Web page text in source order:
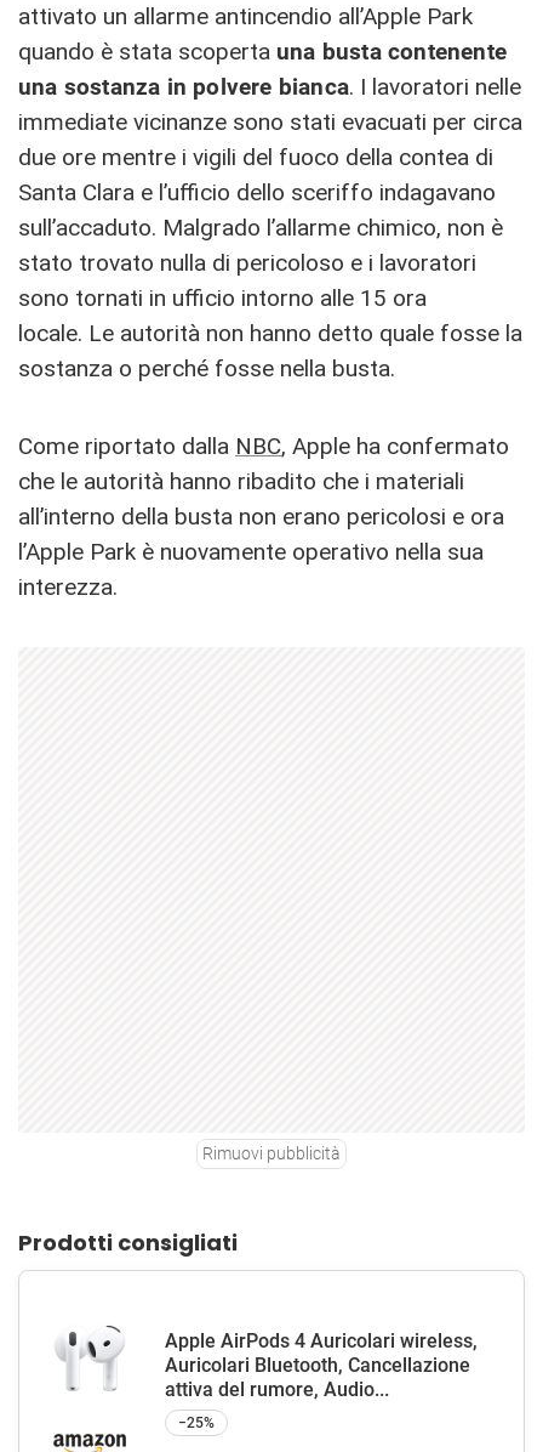
attivato un allarme antincendio all’Apple Park
quando è stata scoperta una busta contenente
una sostanza in polvere bianca. I lavoratori nelle
immediate vicinanze sono stati evacuati per circa
due ore mentre i vigili del fuoco della contea di
Santa Clara e l’ufficio dello sceriffo indagavano
sull’accaduto. Malgrado l’allarme chimico, non è
stato trovato nulla di pericoloso e i lavoratori
sono tornati in ufficio intorno alle 15 ora
locale. Le autorità non hanno detto quale fosse la
sostanza o perché fosse nella busta.
Come riportato dalla NBC, Apple ha confermato
che le autorità hanno ribadito che i materiali
all’interno della busta non erano pericolosi e ora
l’Apple Park è nuovamente operativo nella sua
interezza.
Rimuovi pubblicità
Prodotti consigliati
Apple AirPods 4 Auricolari wireless,
Auricolari Bluetooth, Cancellazione
attiva del rumore, Audio...
−25%